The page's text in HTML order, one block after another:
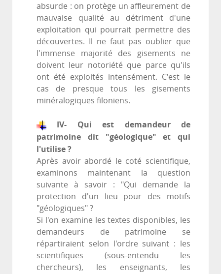
absurde : on protège un affleurement de
mauvaise qualité au détriment d'une
exploitation qui pourrait permettre des
découvertes. Il ne faut pas oublier que
l'immense majorité des gisements ne
doivent leur notoriété que parce qu'ils
ont été exploités intensément. C'est le
cas de presque tous les gisements
minéralogiques filoniens.
IV- Qui est demandeur de
patrimoine dit "géologique" et qui
l'utilise ?
Après avoir abordé le coté scientifique,
examinons maintenant la question
suivante à savoir : "Qui demande la
protection d'un lieu pour des motifs
"géologiques" ?
Si l'on examine les textes disponibles, les
demandeurs de patrimoine se
répartiraient selon l'ordre suivant : les
scientifiques (sous-entendu les
chercheurs), les enseignants, les